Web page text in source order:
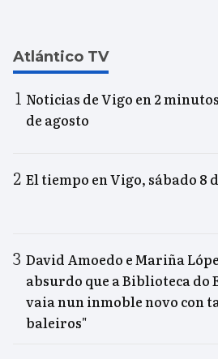
Atlántico TV
Noticias de Vigo en 2
de agosto
El tiempo en Vigo, sábado 8
David Amoedo e Mariña
absurdo que a Biblioteca do
vaia nun inmoble novo con
baleiros"